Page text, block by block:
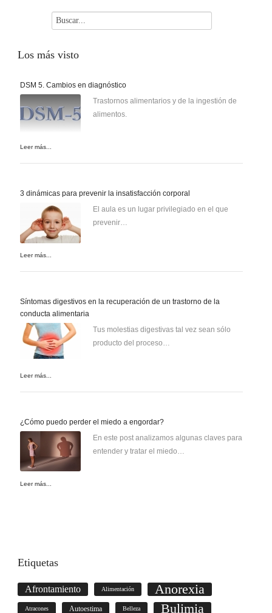
Los más visto
DSM 5. Cambios en diagnóstico
Trastornos alimentarios y de la ingestión de
alimentos.
Leer más...
3 dinámicas para prevenir la insatisfacción corporal
El aula es un lugar privilegiado en el que
prevenir…
Leer más...
Síntomas digestivos en la recuperación de un trastorno de la
conducta alimentaria
Tus molestias digestivas tal vez sean sólo
producto del proceso…
Leer más...
¿Cómo puedo perder el miedo a engordar?
En este post analizamos algunas claves para
entender y tratar el miedo…
Leer más...
Etiquetas
Afrontamiento Alimentación Anorexia
Atracones Autoestima Belleza Bulimia